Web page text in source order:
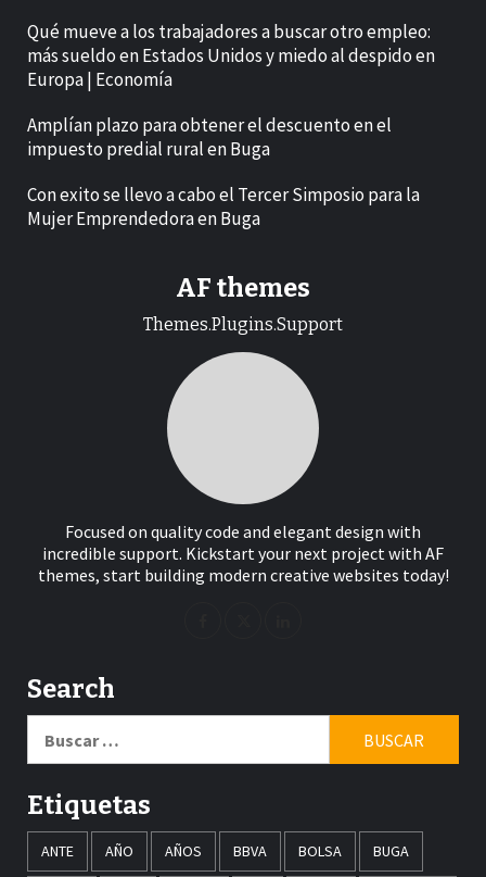
Qué mueve a los trabajadores a buscar otro empleo:
más sueldo en Estados Unidos y miedo al despido en
Europa | Economía
Amplían plazo para obtener el descuento en el
impuesto predial rural en Buga
Con exito se llevo a cabo el Tercer Simposio para la
Mujer Emprendedora en Buga
AF themes
Themes.Plugins.Support
Focused on quality code and elegant design with
incredible support. Kickstart your next project with AF
themes, start building modern creative websites today!
Search
Etiquetas
ANTE AÑO AÑOS BBVA BOLSA BUGA